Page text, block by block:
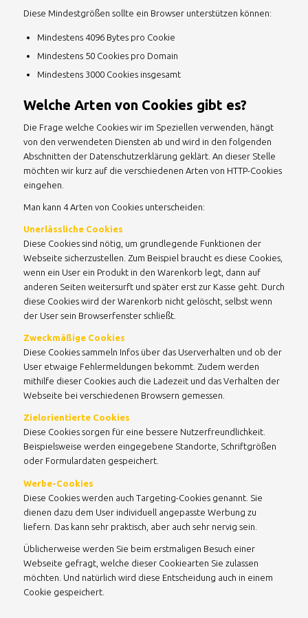
Diese Mindestgrößen sollte ein Browser unterstützen können:
Mindestens 4096 Bytes pro Cookie
Mindestens 50 Cookies pro Domain
Mindestens 3000 Cookies insgesamt
Welche Arten von Cookies gibt es?
Die Frage welche Cookies wir im Speziellen verwenden, hängt
von den verwendeten Diensten ab und wird in den folgenden
Abschnitten der Datenschutzerklärung geklärt. An dieser Stelle
möchten wir kurz auf die verschiedenen Arten von HTTP-Cookies
eingehen.
Man kann 4 Arten von Cookies unterscheiden:
Unerlässliche Cookies
Diese Cookies sind nötig, um grundlegende Funktionen der
Webseite sicherzustellen. Zum Beispiel braucht es diese Cookies,
wenn ein User ein Produkt in den Warenkorb legt, dann auf
anderen Seiten weitersurft und später erst zur Kasse geht. Durch
diese Cookies wird der Warenkorb nicht gelöscht, selbst wenn
der User sein Browserfenster schließt.
Zweckmäßige Cookies
Diese Cookies sammeln Infos über das Userverhalten und ob der
User etwaige Fehlermeldungen bekommt. Zudem werden
mithilfe dieser Cookies auch die Ladezeit und das Verhalten der
Webseite bei verschiedenen Browsern gemessen.
Zielorientierte Cookies
Diese Cookies sorgen für eine bessere Nutzerfreundlichkeit.
Beispielsweise werden eingegebene Standorte, Schriftgrößen
oder Formulardaten gespeichert.
Werbe-Cookies
Diese Cookies werden auch Targeting-Cookies genannt. Sie
dienen dazu dem User individuell angepasste Werbung zu
liefern. Das kann sehr praktisch, aber auch sehr nervig sein.
Üblicherweise werden Sie beim erstmaligen Besuch einer
Webseite gefragt, welche dieser Cookiearten Sie zulassen
möchten. Und natürlich wird diese Entscheidung auch in einem
Cookie gespeichert.